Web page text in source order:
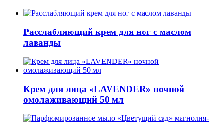
Расслабляющий крем для ног с маслом
лаванды
Крем для лица «LAVENDER» ночной
омолаживающий 50 мл